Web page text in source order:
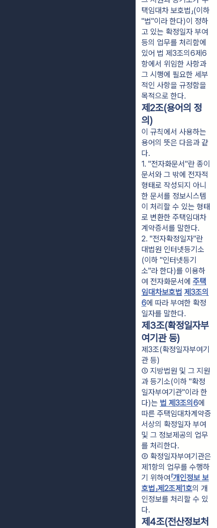
택임대차 보호법」(이하
"법"이라 한다)이 정하
고 있는 확정일자 부여
등의 업무를 처리함에
있어 법 제3조의6제6
항에서 위임한 사항과
그 시행에 필요한 세부
적인 사항을 규정함을
목적으로 한다.
제2조(용어의 정
의)
이 규칙에서 사용하는
용어의 뜻은 다음과 같
다.
1. "전자화문서"란 종이
문서와 그 밖에 전자적
형태로 작성되지 아니
한 문서를 정보시스템
이 처리할 수 있는 형태
로 변환한 주택임대차
계약증서를 말한다.
2. "전자확정일자"란
대법원 인터넷등기소
(이하 "인터넷등기
소"라 한다)를 이용하
여 전자화문서에 주택
임대차보호법 제3조의
6에 따라 부여한 확정
일자를 말한다.
제3조(확정일자부
여기관 등)
제3조(확정일자부여기
관 등)
① 지방법원 및 그 지원
과 등기소(이하 "확정
일자부여기관"이라 한
다)는 법 제3조의6에
따른 주택임대차계약증
서상의 확정일자 부여
및 그 정보제공의 업무
를 처리한다.
② 확정일자부여기관은
제1항의 업무를 수행하
기 위하여「개인정보 보
호법」제2조제1호의 개
인정보를 처리할 수 있
다.
제4조(전산정보처